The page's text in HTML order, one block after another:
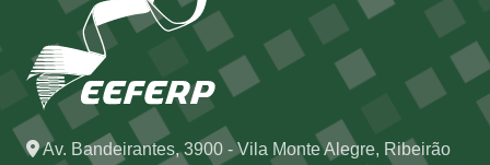
Av. Bandeirantes, 3900 - Vila Monte Alegre, Ribeirão